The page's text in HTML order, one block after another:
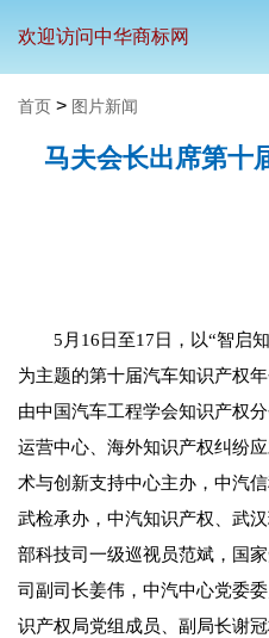
欢迎访问中华商标网
首页 > 图片新闻
马夫会长出席第十
5月16日至17日，以“智启
为主题的第十届汽车知识产权
由中国汽车工程学会知识产权
运营中心、海外知识产权纠纷
术与创新支持中心主办，中汽
武检承办，中汽知识产权、武
部科技司一级巡视员范斌，国
司副司长姜伟，中汽中心党委
识产权局党组成员、副局长谢